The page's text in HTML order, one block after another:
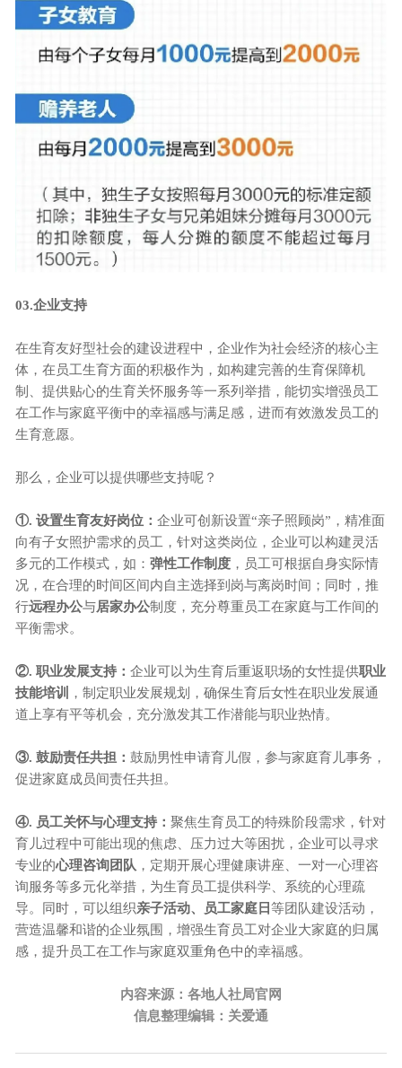
03.企业支持
在生育友好型社会的建设进程中，企业作为社会经济的核心主
体，在员工生育方面的积极作为，如构建完善的生育保障机
制、提供贴心的生育关怀服务等一系列举措，能切实增强员工
在工作与家庭平衡中的幸福感与满足感，进而有效激发员工的
生育意愿。
那么，企业可以提供哪些支持呢？
①. 设置生育友好岗位： 企业可创新设置“亲子照顾岗”，精准面
向有子女照护需求的员工，针对这类岗位，企业可以构建灵活
多元的工作模式，如： 弹性工作制度 ，员工可根据自身实际情
况，在合理的时间区间内自主选择到岗与离岗时间；同时，推
行远程办公与居家办公制度，充分尊重员工在家庭与工作间的
平衡需求。
②. 职业发展支持： 企业可以为生育后重返职场的女性提供职业
技能培训
，制定职业发展规划，确保生育后女性在职业发展通
道上享有平等机会，充分激发其工作潜能与职业热情。
③. 鼓励责任共担： 鼓励男性申请育儿假，参与家庭育儿事务，
促进家庭成员间责任共担。
④. 员工关怀与心理支持： 聚焦生育员工的特殊阶段需求，针对
育儿过程中可能出现的焦虑、压力过大等困扰，企业可以寻求
专业的心理咨询团队 ，定期开展心理健康讲座、一对一心理咨
询服务等多元化举措，为生育员工提供科学、系统的心理疏
导。同时，可以组织亲子活动、员工家庭日等团队建设活动，
营造温馨和谐的企业氛围，增强生育员工对企业大家庭的归属
感，提升员工在工作与家庭双重角色中的幸福感。
内容来源：各地人社局官网
信息整理编辑：关爱通